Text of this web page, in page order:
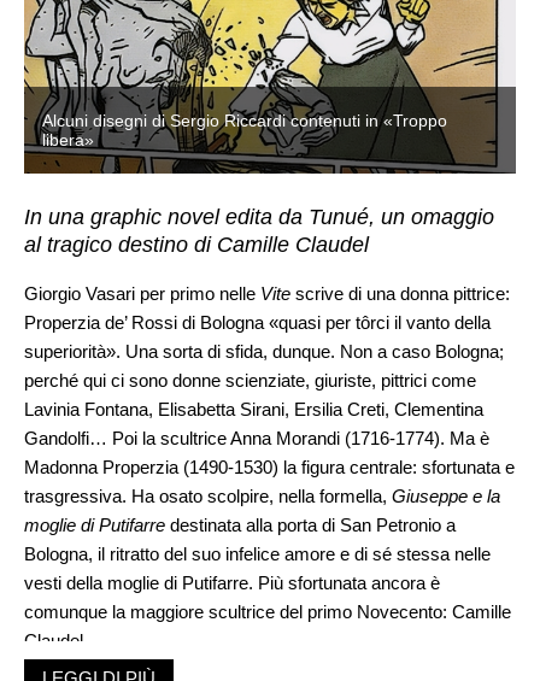
Alcuni disegni di Sergio Riccardi contenuti in «Troppo
libera»
In una graphic novel edita da Tunué, un omaggio
al tragico destino di Camille Claudel
Giorgio Vasari per primo nelle Vite scrive di una donna pittrice:
Properzia de’ Rossi di Bologna «quasi per tôrci il vanto della
superiorità». Una sorta di sfida, dunque. Non a caso Bologna;
perché qui ci sono donne scienziate, giuriste, pittrici come
Lavinia Fontana, Elisabetta Sirani, Ersilia Creti, Clementina
Gandolfi… Poi la scultrice Anna Morandi (1716-1774). Ma è
Madonna Properzia (1490-1530) la figura centrale: sfortunata e
trasgressiva. Ha osato scolpire, nella formella, Giuseppe e la
moglie di Putifarre destinata alla porta di San Petronio a
Bologna, il ritratto del suo infelice amore e di sé stessa nelle
vesti della moglie di Putifarre. Più sfortunata ancora è
comunque la maggiore scultrice del primo Novecento: Camille
Claudel.